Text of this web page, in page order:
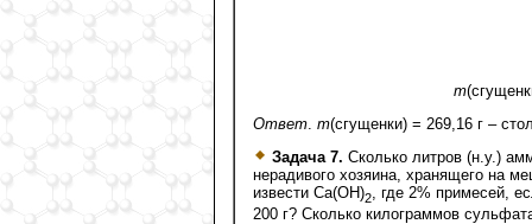
m
Ответ m(сгущенки) = 269,16 г –
Задача 7. Сколько литров (н.у.)
нерадивого хозяина, хранящего на
извести Са(ОН)2, где 2% примесей,
200 г? Сколько килограммов